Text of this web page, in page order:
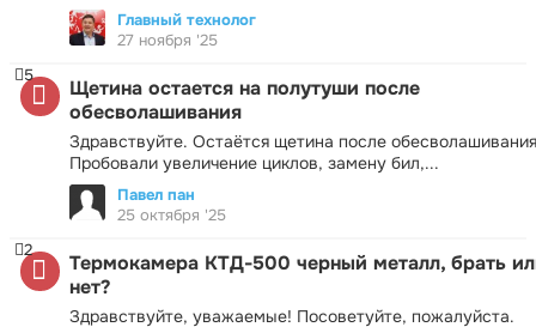
Главный технолог
27 ноября '25
Щетина остается на полутуши после
обесволашивания
Здравствуйте. Остаётся щетина после
Пробовали увеличение циклов, замену бил,...
5
Павел пан
25 октября '25
Термокамера КТД-500 черный металл, брать
нет?
Здравствуйте, уважаемые! Посоветуйте, пожалуйста.
2